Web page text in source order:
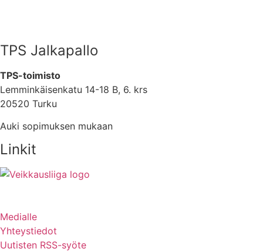
TPS Jalkapallo
TPS-toimisto
Lemminkäisenkatu 14-18 B, 6. krs
20520 Turku
Auki sopimuksen mukaan
Linkit
Medialle
Yhteystiedot
Uutisten RSS-syöte